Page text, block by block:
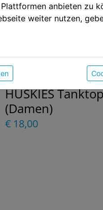
HUSKIES
(Damen)
€ 18,00
anbieten zu
weiter nutzen,